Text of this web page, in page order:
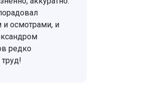
осмотрами, и
редко